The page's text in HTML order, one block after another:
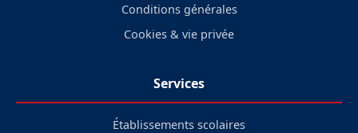
Conditions générales
Cookies & vie privée
Services
Établissements scolaires